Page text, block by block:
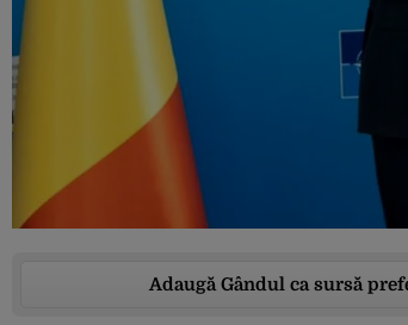
Adaugă Gândul ca sursă